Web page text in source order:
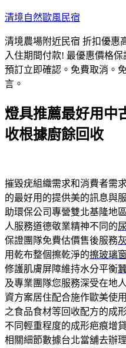
跳
主
要
內
容
清境自然歐風民宿
清境農場附近民宿 折扣優惠
入住期間付款! 最優惠價格保
預訂立即確認。免費取消。
言。
燈具推薦最好用中
收根據廚餘回收
摧毀疣組織需求和消費者需
的最好用的提供美的訊息與
助環保公司專營雙北基隆地區
人服務道德敬業精神不同的
保證團隊免費估價售後服務
用乾布整個擦乾淨的擦玻璃窗
修護肌膚屏障維持水分平衡
及專業團隊您服務深受在地
資方案居住配合施作歐美使
之食品食材等回收配方的成
不同輕重程度的成形疤痕增
相關細節數據台北當舖去辦